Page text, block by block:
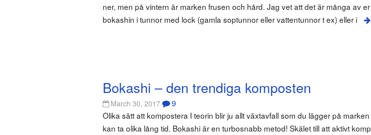
ner, men på vintern är marken frusen och hård. Jag vet att det är många av
bokashin i tunnor med lock (gamla soptunnor eller vattentunnor t ex) eller i
Bokashi – den trendiga komposten
March 30, 2017 9
Olika sätt att kompostera I teorin blir ju allt växtavfall som du lägger på
kan ta olika lång tid. Bokashi är en turbosnabb metod! Skälet till att aktivt